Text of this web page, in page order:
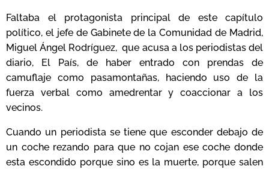
Faltaba el protagonista principal de este capítulo
político, el jefe de Gabinete de la Comunidad de Madrid,
Miguel Ángel Rodríguez, que acusa a los periodistas del
diario, El País, de haber entrado con prendas de
camuflaje como pasamontañas, haciendo uso de la
fuerza verbal como amedrentar y coaccionar a los
vecinos.
Cuando un periodista se tiene que esconder debajo de
un coche rezando para que no cojan ese coche donde
esta escondido porque sino es la muerte, porque salen